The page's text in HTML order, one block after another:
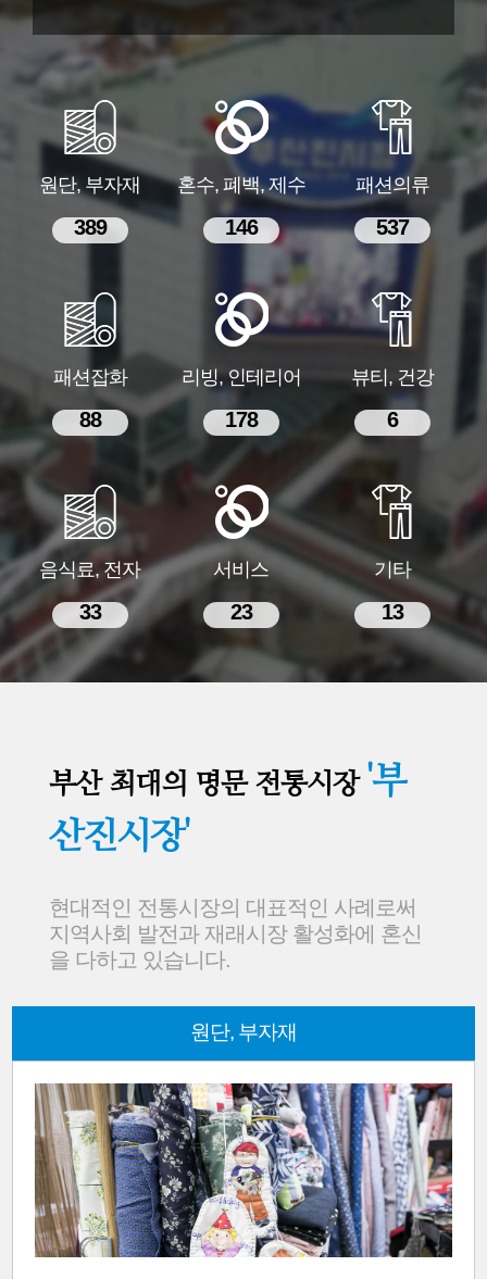
원단, 부자재
389
혼수, 폐백, 제수
146
패션의류
537
패션잡화
88
리빙, 인테리어
178
뷰티, 건강
6
음식료, 전자
33
서비스
23
기타
13
부산 최대의 명문 전통시장 '부
산진시장'
현대적인 전통시장의 대표적인 사례로써
지역사회 발전과 재래시장 활성화에 혼신
을 다하고 있습니다.
원단, 부자재